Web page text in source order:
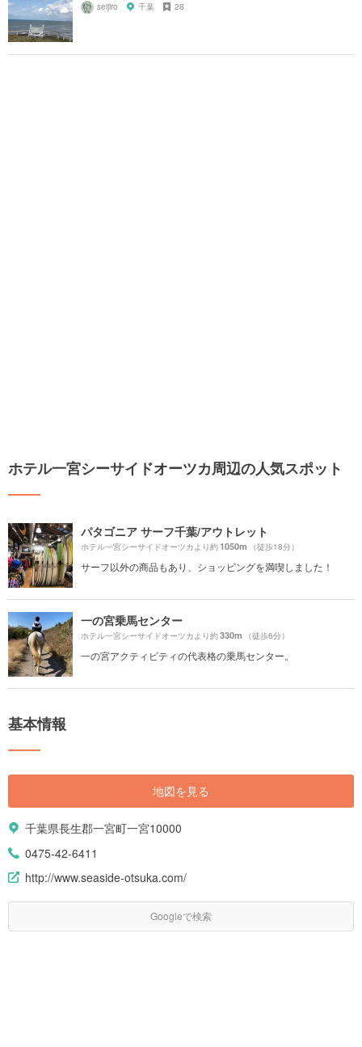
seijiro 千葉 28
ホテル一宮シーサイドオーツカ周辺の人気スポット
パタゴニア サーフ千葉/アウトレット
ホテル一宮シーサイドオーツカより約1050m （徒歩18分）
サーフ以外の商品もあり、ショッピングを満喫しました！
一の宮乗馬センター
ホテル一宮シーサイドオーツカより約330m （徒歩6分）
一の宮アクティビティの代表格の乗馬センター。
基本情報
地図を見る
千葉県長生郡一宮町一宮10000
0475-42-6411
http://www.seaside-otsuka.com/
Googleで検索